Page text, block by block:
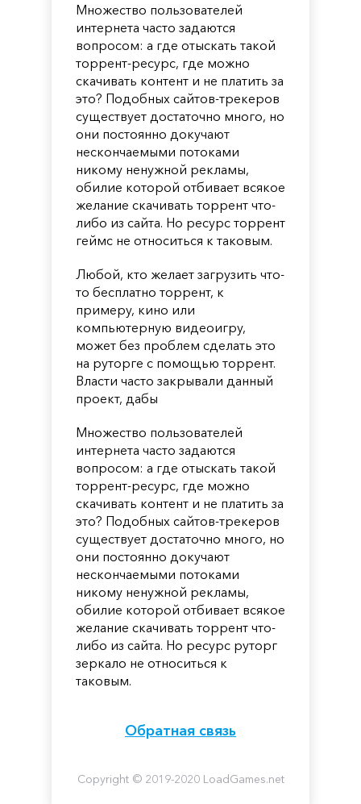
Множество пользователей
интернета часто задаются
вопросом: а где отыскать такой
торрент-ресурс, где можно
скачивать контент и не платить за
это? Подобных сайтов-трекеров
существует достаточно много, но
они постоянно докучают
нескончаемыми потоками
никому ненужной рекламы,
обилие которой отбивает всякое
желание скачивать торрент что-
либо из сайта. Но ресурс торрент
геймс не относиться к таковым.
Любой, кто желает загрузить что-
то бесплатно торрент, к
примеру, кино или
компьютерную видеоигру,
может без проблем сделать это
на руторге с помощью торрент.
Власти часто закрывали данный
проект, дабы
Множество пользователей
интернета часто задаются
вопросом: а где отыскать такой
торрент-ресурс, где можно
скачивать контент и не платить за
это? Подобных сайтов-трекеров
существует достаточно много, но
они постоянно докучают
нескончаемыми потоками
никому ненужной рекламы,
обилие которой отбивает всякое
желание скачивать торрент что-
либо из сайта. Но ресурс руторг
зеркало не относиться к
таковым.
Обратная связь
Copyright © 2019-2020 LoadGames.net